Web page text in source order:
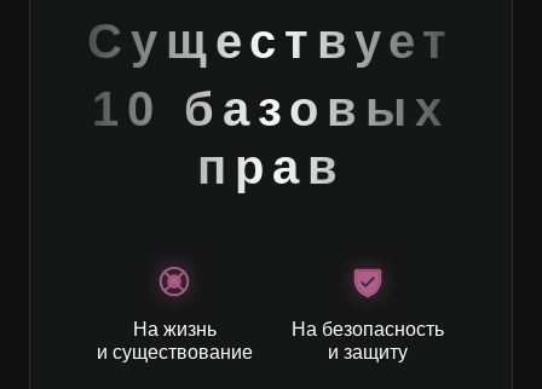
Существует
10 базовых
прав
На безопасность
и защиту
На жизнь
и существование